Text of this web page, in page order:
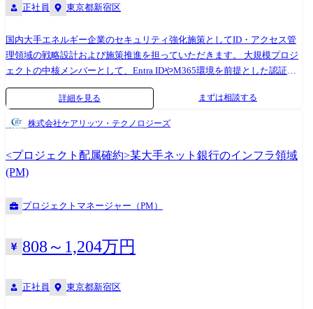
正社員 東京都新宿区
国内大手エネルギー企業のセキュリティ強化施策としてID・アクセス管
理領域の戦略設計および施策推進を担っていただきます。 大規模プロジ
ェクトの中核メンバーとして、Entra IDやM365環境を前提とした認証・
認可の在り方を定義し、セキュリティと利便性の両立に向けた最適なア
ーキテクチャ設計をリードしていただきます。 またゼロトラストアーキ
テクチャの構築支援など、多岐にわたるセキュリティ強化施策のリード
経験を積むことができます。 「従事する業務の内容」 雇入れ直後:シス
テム関連業務全般 変更の範囲:システム関連業務全般及び会社の定める業
務全般
詳細を見る まずは相談する
株式会社ケアリッツ・テクノロジーズ
<プロジェクト配属確約>某大手ネット銀行のインフラ領域
(PM)
プロジェクトマネージャー（PM）
808～1,204万円
正社員 東京都新宿区